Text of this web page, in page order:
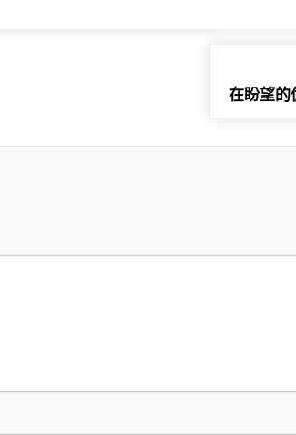
在盼望的